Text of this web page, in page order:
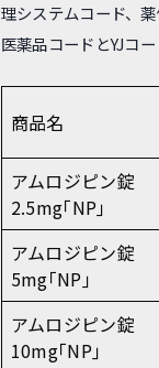
理システムコード、
医薬品コードとYJコ
商品名
アムロジピン錠
2.5mg｢NP｣
アムロジピン錠
5mg｢NP｣
アムロジピン錠
10mg｢NP｣